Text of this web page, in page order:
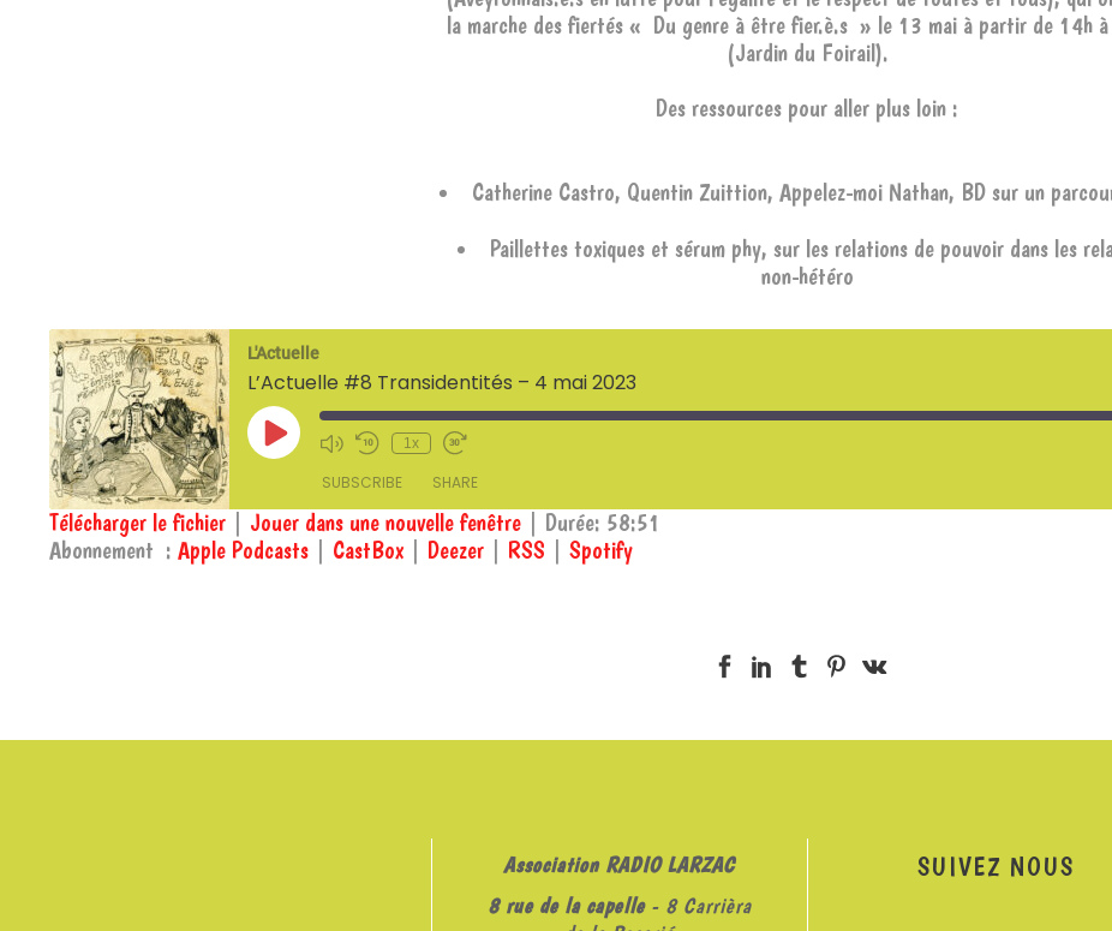
la marche des fiertés « Du genre à être fier.è.s » le 13 mai à partir de 14h à
(Jardin du Foirail).
Des ressources pour aller plus loin :
Catherine Castro, Quentin Zuittion, Appelez-moi Nathan, BD sur un
Paillettes toxiques et sérum phy, sur les relations de pouvoir dans les
non-hétéro
L'Actuelle
L’Actuelle #8 Transidentités – 4 mai 2023
Play
Episode
1x
SUBSCRIBE SHARE
Apple Podcasts CastBox
SHARE
Télécharger le fichier Jouer dans une nouvelle fenêtre
Durée: 58:51
Abonnement : Apple Podcasts CastBox Deezer RSS Spotify
Association RADIO LARZAC
8 rue de la capelle- 8 Carrièra
SUIVEZ NOUS